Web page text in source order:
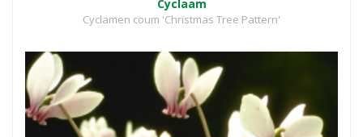
Cyclaam
Cyclamen coum 'Christmas Tree Pattern'